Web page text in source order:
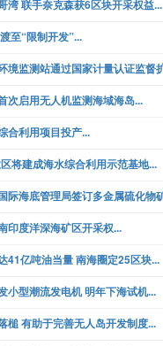
湾 联手奈克森获6区块开采权益...
至“限制开发”...
次启用无人机监测海域海岛...
合利用项目投产...
将建成海水综合利用示范基地...
印度洋深海矿区开采权...
41亿吨油当量 南海圈定25区块...
小型潮流发电机 明年下海试机...
槌 有助于完善无人岛开发制度...